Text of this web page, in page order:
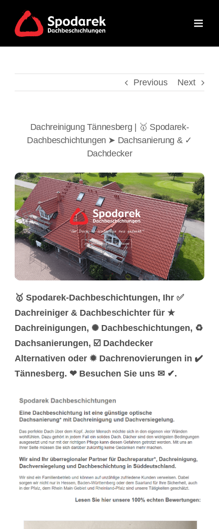
content
Previous Next
Dachreinigung Tännesberg | 🥇 Spodarek-
Dachbeschichtungen ➤ Dachsanierung & ✓
Dachdecker
🥇 Spodarek-Dachbeschichtungen, Ihr ✅
Dachreiniger & Dachbeschichter für ★
Dachreinigungen, ✺ Dachbeschichtungen, ♻
Dachsanierungen, ☑️ Dachdecker
Alternativen oder ✹ Dachrenovierungen in ✔️
Tännesberg. ❤ Besuchen Sie uns ✉ ✔.